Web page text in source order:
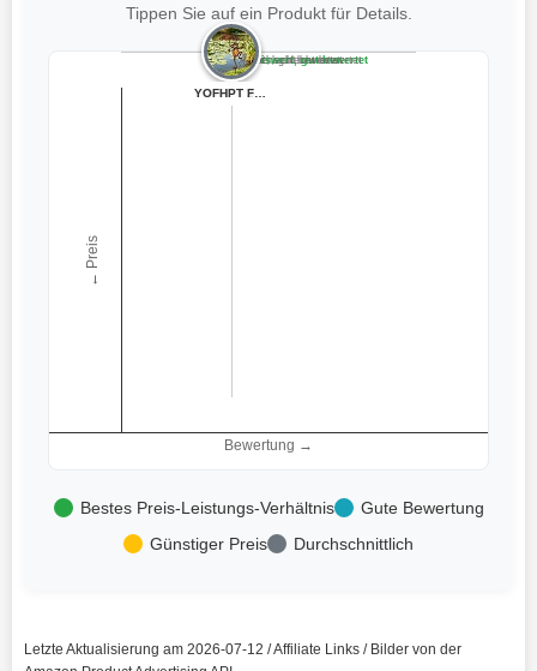
Tippen Sie auf ein Produkt für Details.
Bewertung →
← Preis
Teuer, gut bewertet
Teuer, schlecht bewertet
Preiswert, gut bewertet
Preiswert, schlecht bewertet
JACKANNA 2 Stüc...
Bestes Preis-Leistungs-Verhältnis
Gute Bewertung
Günstiger Preis
Durchschnittlich
Letzte Aktualisierung am 2026-07-12 / Affiliate Links / Bilder von der